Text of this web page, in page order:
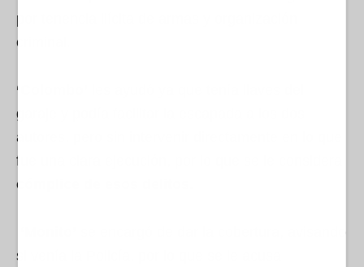
por tenencia ilícita de armas y organización
criminal.
‘Colombo’
garaje y podía facilitar la escapada a los dos
autores, pero sin intervenir directamente en lo que
fue una clara ejecución, por lo que se le considera
cómplice de esos delitos.
si venía la Policía, por lo que se le acusa